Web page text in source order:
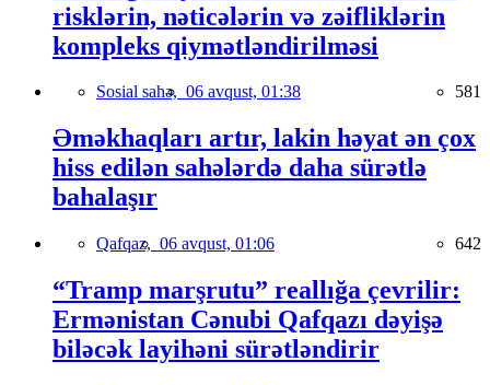
risklərin, nəticələrin və zəifliklərin
kompleks qiymətləndirilməsi
Sosial sahə, 06 avqust, 01:38 581
Əməkhaqları artır, lakin həyat ən çox
hiss edilən sahələrdə daha sürətlə
bahalaşır
Qafqaz, 06 avqust, 01:06 642
“Tramp marşrutu” reallığa çevrilir:
Ermənistan Cənubi Qafqazı dəyişə
biləcək layihəni sürətləndirir